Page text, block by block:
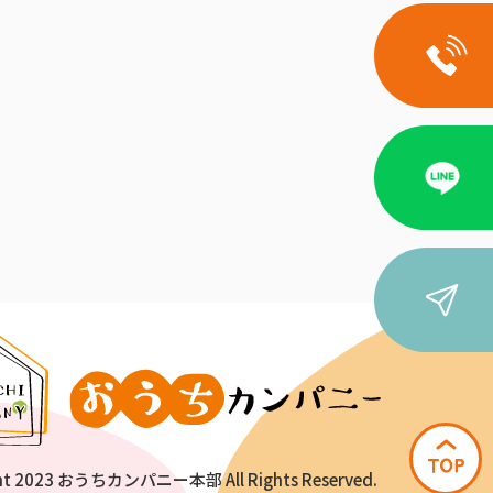
2023 おうちカンパニー本部 All Rights Reserved.